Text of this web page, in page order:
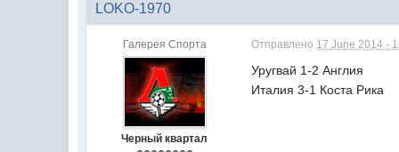
LOKO-1970
Галерея Спорта
Черный квартал
Отправлено 17 June 2014 -
Уругвай 1-2 Англия
Италия 3-1 Коста Рика